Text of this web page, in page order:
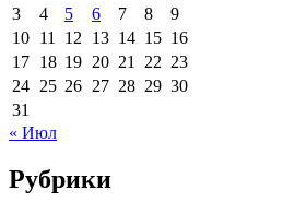
3
4 5 6 7 8
9
10 11 12 13 14 15 16
17 18 19 20 21 22 23
24 25 26 27 28 29 30
31
« Июл
Рубрики